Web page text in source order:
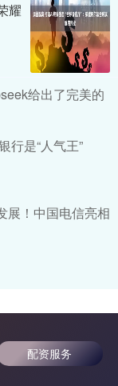
耀
给出了完美的
行是“人气王”
展！中国电信亮相
配资服务